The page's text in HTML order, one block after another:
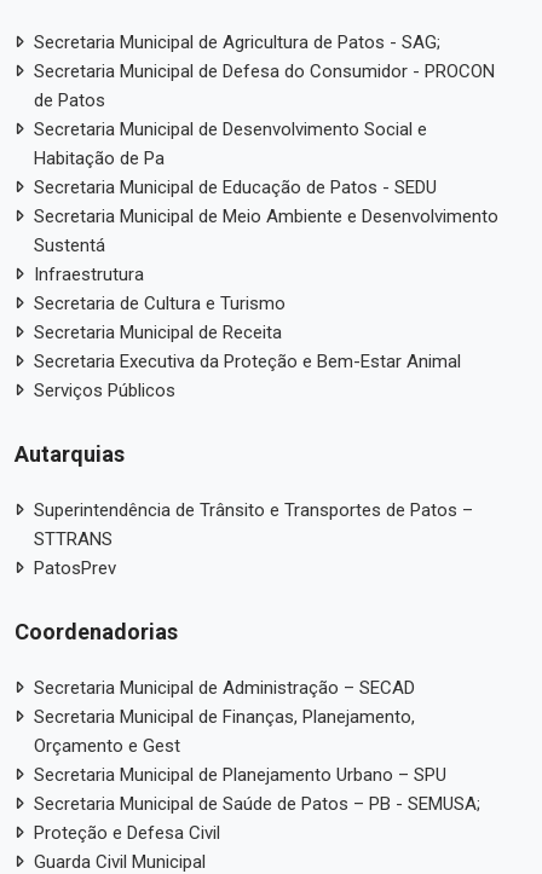
Secretaria Municipal de Agricultura de Patos - SAG;
Secretaria Municipal de Defesa do Consumidor - PROCON
de Patos
Secretaria Municipal de Desenvolvimento Social e
Habitação de Pa
Secretaria Municipal de Educação de Patos - SEDU
Secretaria Municipal de Meio Ambiente e Desenvolvimento
Sustentá
Infraestrutura
Secretaria de Cultura e Turismo
Secretaria Municipal de Receita
Secretaria Executiva da Proteção e Bem-Estar Animal
Serviços Públicos
Autarquias
Superintendência de Trânsito e Transportes de Patos –
STTRANS
PatosPrev
Coordenadorias
Secretaria Municipal de Administração – SECAD
Secretaria Municipal de Finanças, Planejamento,
Orçamento e Gest
Secretaria Municipal de Planejamento Urbano – SPU
Secretaria Municipal de Saúde de Patos – PB - SEMUSA;
Proteção e Defesa Civil
Guarda Civil Municipal